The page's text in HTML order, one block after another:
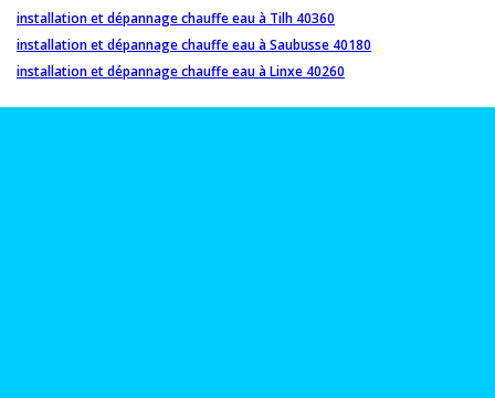
installation et dépannage chauffe eau à Tilh 40360
installation et dépannage chauffe eau à Saubusse 40180
installation et dépannage chauffe eau à Linxe 40260